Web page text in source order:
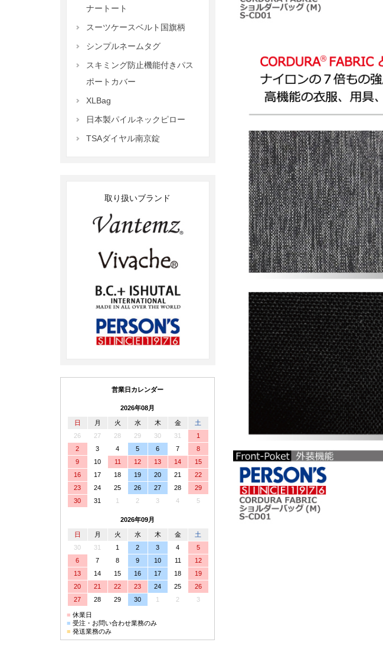
ナートート
スーツケースベルト国旗柄
シンプルネームタグ
スキミング防止機能付きパス
ポートカバー
XLBag
日本製パイルネックピロー
TSAダイヤル南京錠
取り扱いブランド
営業日カレンダー
2026年08月
日 月 火 水 木 金
土
26
27 28 29 30 31
1
2
3 4 5 6 7
8
9
10 11 12 13 14
15
16
17 18 19 20 21
22
23
24 25 26 27 28
29
30
31 1 2 3 4 5
2026年09月
日 月 火 水 木 金
土
30
31 1 2 3 4
5
6
7 8 9 10 11
12
13
14 15 16 17 18
19
20
21 22 23 24 25
26
27
28 29 30 1 2 3
■ 休業日
■ 受注・お問い合わせ業務のみ
■ 発送業務のみ